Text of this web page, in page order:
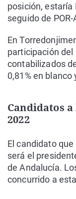
posición, estaría
seguido de POR-
En
participación del
contabilizados
0,81% en blanco
Candidatos
2022
El candidato
será el
de Andalucía.
concurrido a